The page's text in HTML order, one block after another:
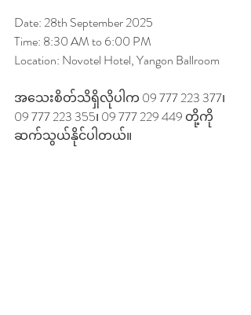
Date: 28th September 2025
Time: 8:30 AM to 6:00 PM
Location: Novotel Hotel, Yangon Ballroom
အသေးစိတ်သိရှိလိုပါက 09 777 223 377၊
09 777 223 355၊ 09 777 229 449 တို့ကို
ဆက်သွယ်နိုင်ပါတယ်။